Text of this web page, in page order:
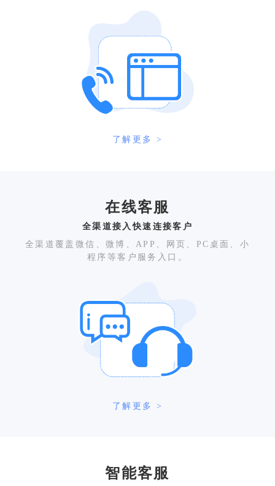
了解更多 >
在线客服
全渠道接入快速连接客户
全渠道覆盖微信、微博、APP、网页、PC桌面、小
程序等客户服务入口。
了解更多 >
智能客服